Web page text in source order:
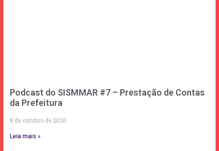
Podcast do SISMMAR #7 – Prestação de Contas
da Prefeitura
8 de outubro de 2020
Leia mais »